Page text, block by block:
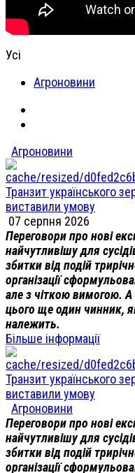
Усі
Агроновини
Агроновини
Транзит українського
виставили умову
07 серпня 2026
Переговори про нові
найчутливішу для
збитки від подій
організації
але з чіткою вимогою. А
цього ще один чинник,
належить.
Більше інформації
Транзит українського
виставили умову
Агроновини
Переговори про нові
найчутливішу для
збитки від подій
організації